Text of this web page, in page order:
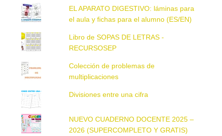
EL APARATO DIGESTIVO: láminas para
el aula y fichas para el alumno (ES/EN)
Libro de SOPAS DE LETRAS -
RECURSOSEP
Colección de problemas de
multiplicaciones
Divisiones entre una cifra
NUEVO CUADERNO DOCENTE 2025 –
2026 (SUPERCOMPLETO Y GRATIS)